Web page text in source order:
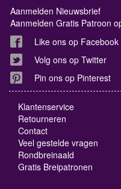
Aanmelden Nieuwsbrief
Aanmelden Gratis Patroon
Like ons op Facebook
Volg ons op Twitter
Pin ons op Pinterest
Klantenservice
Retourneren
Contact
Veel gestelde vragen
Rondbreinaald
Gratis Breipatronen